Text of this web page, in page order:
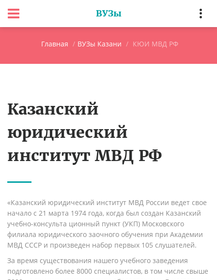
ВУЗы
Главная ВУЗы Казани КЮИ МВД РФ
Казанский
юридический
институт МВД РФ
«Казанский юридический институт МВД России ведет свое
начало с 21 марта 1974 года, когда был создан Казанский
учебно-консульта­ ционный пункт (УКП) Московского
филиала юридического заочного обучения при Академии
МВД СССР и произведен набор первых 105 слушателей.
За время существования нашего учебного заведения
подготовлено более 8000 специалистов, в том числе свыше